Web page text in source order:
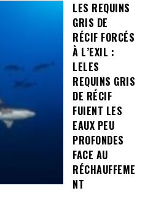
LES REQUINS
GRIS DE
RÉCIF FORCÉS
À L’EXIL :
LELES
REQUINS GRIS
DE RÉCIF
FUIENT LES
EAUX PEU
PROFONDES
FACE AU
RÉCHAUFFEME
NT